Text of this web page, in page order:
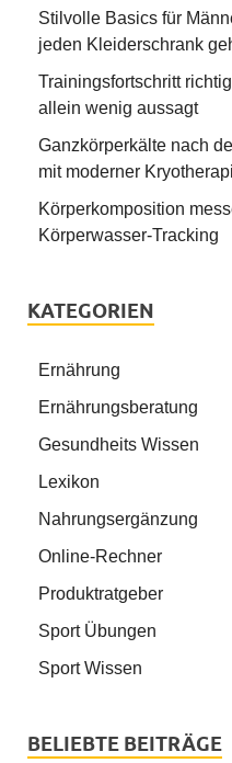
Stilvolle Basics für
jeden Kleiderschrank
Trainingsfortschritt
allein wenig aussagt
Ganzkörperkälte nach
mit moderner
Körperkomposition
Körperwasser-Tracking
KATEGORIEN
Ernährung
Ernährungsberatung
Gesundheits Wissen
Lexikon
Nahrungsergänzung
Online-Rechner
Produktratgeber
Sport Übungen
Sport Wissen
BELIEBTE BEITRÄGE